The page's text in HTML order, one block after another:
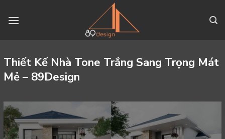
Thiết Kế Nhà Tone Trắng Sang Trọng Mát
Mẻ – 89Design